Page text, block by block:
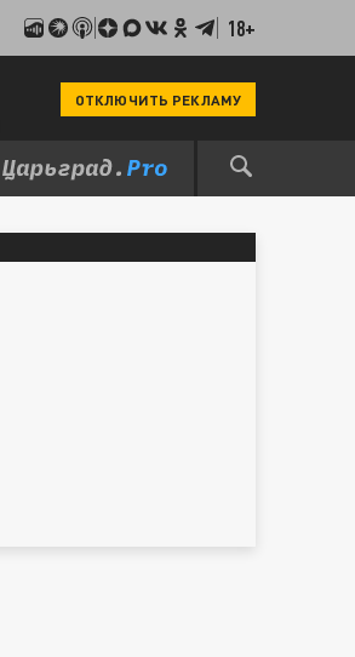
18+
ОТКЛЮЧИТЬ РЕКЛАМУ